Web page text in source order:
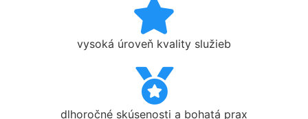
vysoká úroveň kvality služieb
dlhoročné skúsenosti a bohatá prax